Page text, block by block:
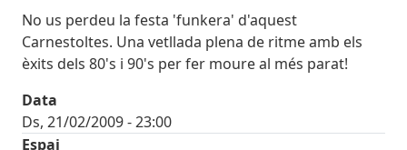
Body
No us perdeu la festa 'funkera' d'aquest
Carnestoltes. Una vetllada plena de ritme amb els
èxits dels 80's i 90's per fer moure al més parat!
Data
Ds, 21/02/2009 - 23:00
Espai